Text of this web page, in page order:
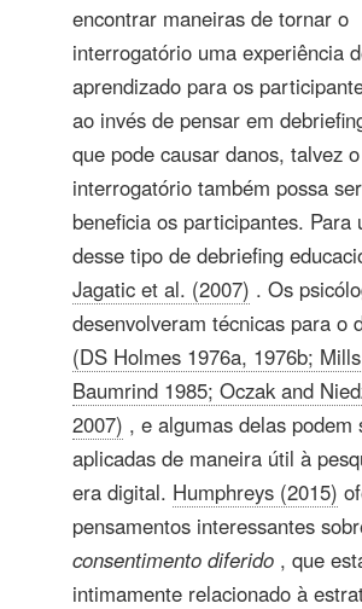
encontrar maneiras de tornar o
interrogatório uma experiência
aprendizado para os
ao invés de pensar em
que pode causar danos, talvez o
interrogatório também possa
beneficia os participantes. Para
desse tipo de debriefing
Jagatic et al. (2007) . Os
desenvolveram técnicas para o
(DS Holmes 1976a, 1976b;
Baumrind 1985; Oczak and
2007) , e algumas delas podem
aplicadas de maneira útil à
era digital. Humphreys (2015)
pensamentos interessantes
consentimento diferido , que
intimamente relacionado à